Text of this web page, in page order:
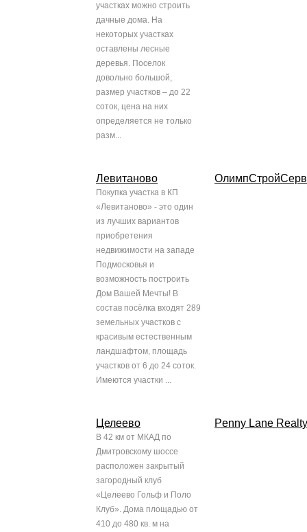
участках можно строить
дачные дома. На
некоторых участках
оставлены лесные
деревья. Поселок
довольно большой,
размер участков – до 22
соток, цена на них
определяется не только
разм...
Левитаново
Покупка участка в КП
«Левитаново» - это один
из лучших вариантов
приобретения
недвижимости на западе
Подмосковья и
возможность построить
Дом Вашей Мечты! В
состав посёлка входят 289
земельных участков с
красивым естественным
ландшафтом, площадь
участков от 6 до 24 соток.
Имеются участки ...
Целеево
В 42 км от МКАД по
Дмитровскому шоссе
расположен закрытый
загородный клуб
«Целеево Гольф и Поло
Клуб». Дома площадью от
410 до 480 кв. м на
Penny Lane Realty